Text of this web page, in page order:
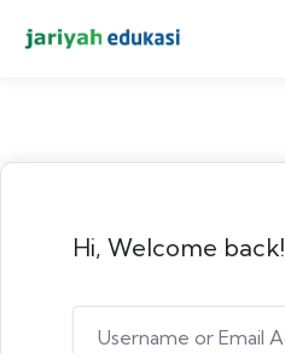
Hi, Welcome back!